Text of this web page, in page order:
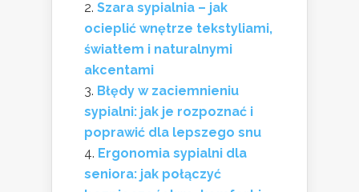
Szara sypialnia – jak
ocieplić wnętrze tekstyliami,
światłem i naturalnymi
akcentami
Błędy w zaciemnieniu
sypialni: jak je rozpoznać i
poprawić dla lepszego snu
Ergonomia sypialni dla
seniora: jak połączyć